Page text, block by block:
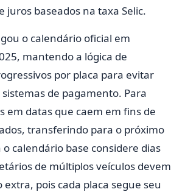
juros baseados na taxa Selic.
o calendário oficial em
mantendo a lógica de
por placa para evitar
de pagamento. Para
em datas que caem em fins de
transferindo para o próximo
calendário base considere dias
de múltiplos veículos devem
pois cada placa segue seu